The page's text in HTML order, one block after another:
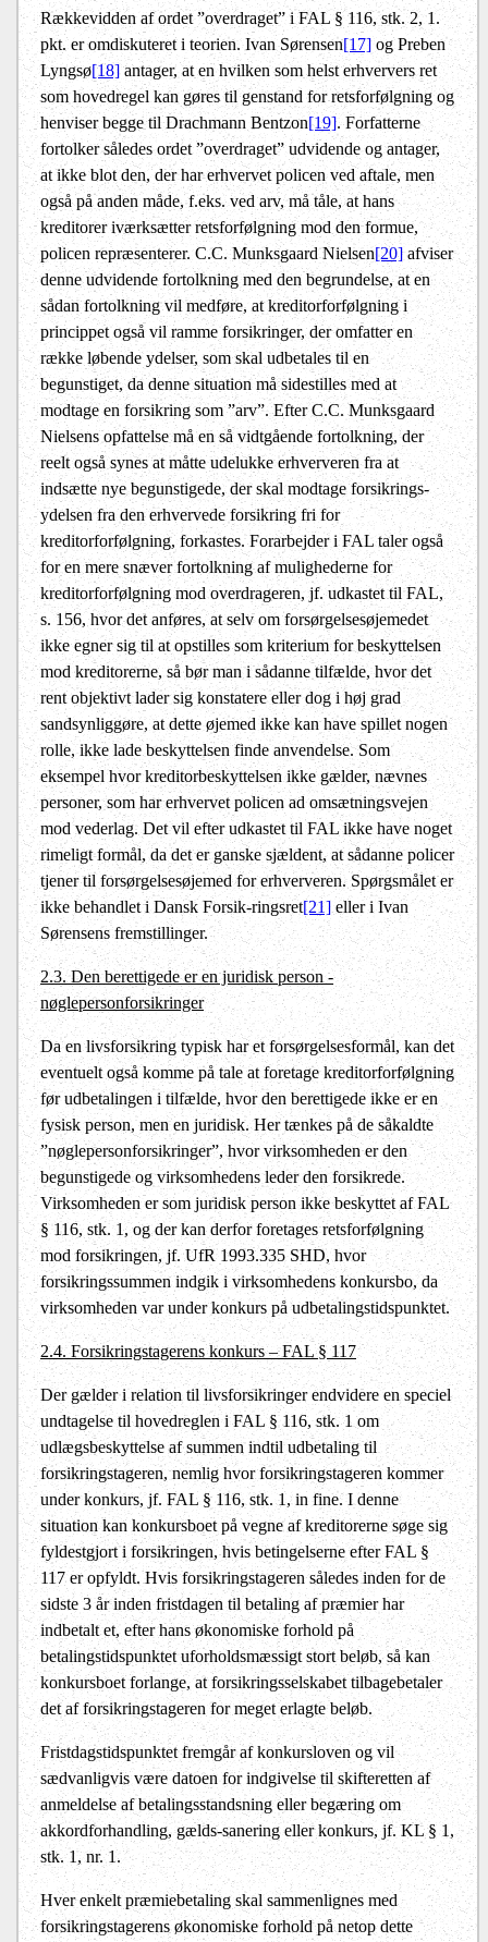
Rækkevidden af ordet ”overdraget” i FAL § 116, stk. 2, 1.
pkt. er omdiskuteret i teorien. Ivan Sørensen[17] og Preben
Lyngsø[18]antager, at en hvilken som helst erhververs ret
som hovedregel kan gøres til genstand for retsforfølgning og
henviser begge til Drachmann Bentzon[19]. Forfatterne
fortolker således ordet ”overdraget” udvidende og antager,
at ikke blot den, der har erhvervet policen ved aftale, men
også på anden måde, f.eks. ved arv, må tåle, at hans
kreditorer iværksætter retsforfølgning mod den formue,
policen repræsenterer. C.C. Munksgaard Nielsen[20] afviser
denne udvidende fortolkning med den begrundelse, at en
sådan fortolkning vil medføre, at kreditorforfølgning i
princippet også vil ramme forsikringer, der omfatter en
række løbende ydelser, som skal udbetales til en
begunstiget, da denne situation må sidestilles med at
modtage en forsikring som ”arv”. Efter C.C. Munksgaard
Nielsens opfattelse må en så vidtgående fortolkning, der
reelt også synes at måtte udelukke erhververen fra at
indsætte nye begunstigede, der skal modtage forsikrings-
ydelsen fra den erhvervede forsikring fri for
kreditorforfølgning, forkastes. Forarbejder i FAL taler også
for en mere snæver fortolkning af mulighederne for
kreditorforfølgning mod overdrageren, jf. udkastet til FAL,
s. 156, hvor det anføres, at selv om forsørgelsesøjemedet
ikke egner sig til at opstilles som kriterium for beskyttelsen
mod kreditorerne, så bør man i sådanne tilfælde, hvor det
rent objektivt lader sig konstatere eller dog i høj grad
sandsynliggøre, at dette øjemed ikke kan have spillet nogen
rolle, ikke lade beskyttelsen finde anvendelse. Som
eksempel hvor kreditorbeskyttelsen ikke gælder, nævnes
personer, som har erhvervet policen ad omsætningsvejen
mod vederlag. Det vil efter udkastet til FAL ikke have noget
rimeligt formål, da det er ganske sjældent, at sådanne policer
tjener til forsørgelsesøjemed for erhververen. Spørgsmålet er
ikke behandlet i Dansk Forsik-ringsret[21] eller i Ivan
Sørensens fremstillinger.
2.3. Den berettigede er en juridisk person -
nøglepersonforsikringer
Da en livsforsikring typisk har et forsørgelsesformål, kan det
eventuelt også komme på tale at foretage kreditorforfølgning
før udbetalingen i tilfælde, hvor den berettigede ikke er en
fysisk person, men en juridisk. Her tænkes på de såkaldte
”nøglepersonforsikringer”, hvor virksomheden er den
begunstigede og virksomhedens leder den forsikrede.
Virksomheden er som juridisk person ikke beskyttet af FAL
§ 116, stk. 1, og der kan derfor foretages retsforfølgning
mod forsikringen, jf. UfR 1993.335 SHD, hvor
forsikringssummen indgik i virksomhedens konkursbo, da
virksomheden var under konkurs på udbetalingstidspunktet.
2.4. Forsikringstagerens konkurs – FAL § 117
Der gælder i relation til livsforsikringer endvidere en speciel
undtagelse til hovedreglen i FAL § 116, stk. 1 om
udlægsbeskyttelse af summen indtil udbetaling til
forsikringstageren, nemlig hvor forsikringstageren kommer
under konkurs, jf. FAL § 116, stk. 1, in fine. I denne
situation kan konkursboet på vegne af kreditorerne søge sig
fyldestgjort i forsikringen, hvis betingelserne efter FAL §
117 er opfyldt. Hvis forsikringstageren således inden for de
sidste 3 år inden fristdagen til betaling af præmier har
indbetalt et, efter hans økonomiske forhold på
betalingstidspunktet uforholdsmæssigt stort beløb, så kan
konkursboet forlange, at forsikringsselskabet tilbagebetaler
det af forsikringstageren for meget erlagte beløb.
Fristdagstidspunktet fremgår af konkursloven og vil
sædvanligvis være datoen for indgivelse til skifteretten af
anmeldelse af betalingsstandsning eller begæring om
akkordforhandling, gælds-sanering eller konkurs, jf. KL § 1,
stk. 1, nr. 1.
Hver enkelt præmiebetaling skal sammenlignes med
forsikringstagerens økonomiske forhold på netop dette